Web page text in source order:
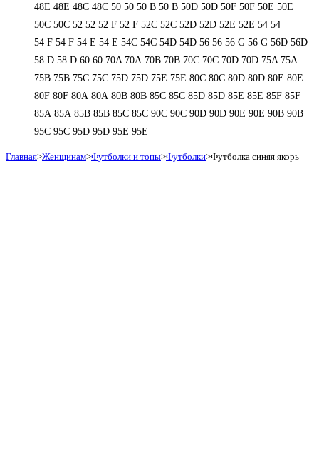
48Е 48Е 48С 48С 50 50 50 B 50 B 50D 50D 50F 50F 50Е 50Е
50С 50С 52 52 52 F 52 F 52C 52C 52D 52D 52E 52E 54 54
54 F 54 F 54 Е 54 Е 54C 54C 54D 54D 56 56 56 G 56 G 56D 56D
58 D 58 D 60 60 70A 70A 70B 70B 70C 70C 70D 70D 75A 75A
75B 75B 75C 75C 75D 75D 75E 75E 80C 80C 80D 80D 80E 80E
80F 80F 80А 80А 80В 80В 85C 85C 85D 85D 85E 85E 85F 85F
85А 85А 85В 85В 85С 85С 90C 90C 90D 90D 90E 90E 90В 90В
95C 95C 95D 95D 95E 95E
Главная>Женщинам>Футболки и топы>Футболки>Футболка синяя якорь